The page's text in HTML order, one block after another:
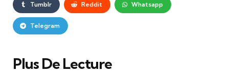
Tumblr Reddit Whatsapp
Telegram
Plus De Lecture
Post